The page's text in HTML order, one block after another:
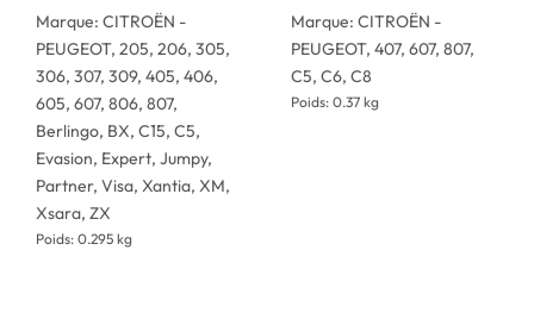
Marque: CITROËN -
PEUGEOT, 205, 206, 305,
306, 307, 309, 405, 406,
605, 607, 806, 807,
Berlingo, BX, C15, C5,
Evasion, Expert, Jumpy,
Partner, Visa, Xantia, XM,
Xsara, ZX
Poids: 0.295 kg
Marque: CITROËN -
PEUGEOT, 407, 607, 807,
C5, C6, C8
Poids: 0.37 kg